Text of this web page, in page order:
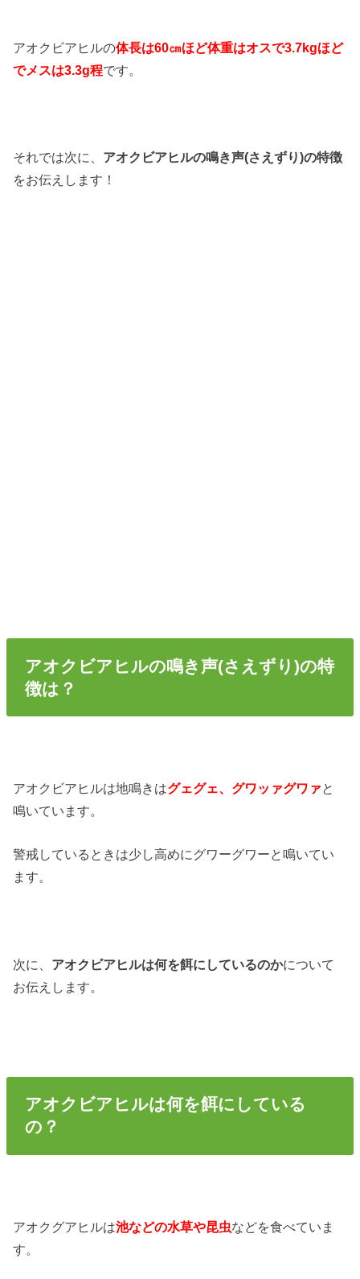
アオクビアヒルの体長は60㎝ほど体重はオスで3.7kgほど
でメスは3.3g程です。
それでは次に、 アオクビアヒルの鳴き声(さえずり)の特徴
をお伝えします！
アオクビアヒルの鳴き声(さえずり)の特
徴は？
アオクビアヒルは地鳴きはグェグェ、グワッァグワァと
鳴いています。
警戒しているときは少し高めにグワーグワーと鳴いてい
ます。
次に、 アオクビアヒルは何を餌にしているのかについて
お伝えします。
アオクビアヒルは何を餌にしている
の？
アオクグアヒルは池などの水草や昆虫などを食べていま
す。